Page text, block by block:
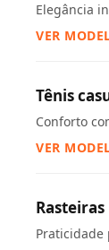
Elegância
VER
Tênis
Conforto
VER
Rasteiras
Praticidade